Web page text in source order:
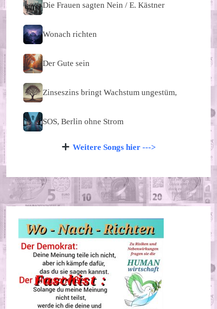
Die Frauen sagten Nein / E. Kästner
Wonach richten
Der Gute sein
Zinseszins bringt Wachstum ungestüm,
SOS, Berlin ohne Strom
Weitere Songs hier --->